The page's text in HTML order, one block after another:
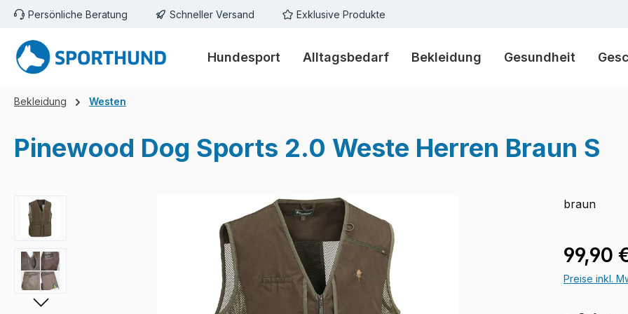
Hauptinhalt springen
Zur Suche springen
Zur Hauptnavigation springen
Persönliche Beratung Schneller Versand Exklusive Produkte
Hundesport Alltagsbedarf Bekleidung Gesundheit
Bekleidung Westen
Pinewood Dog Sports 2.0 Weste Herren Braun S
Bildergalerie überspringen braun
99,90
Preise inkl.